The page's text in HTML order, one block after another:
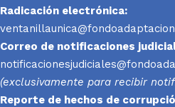
Radicación electrónica:
Correo de notificaciones
(exclusivamente para recibir
Reporte de hechos de